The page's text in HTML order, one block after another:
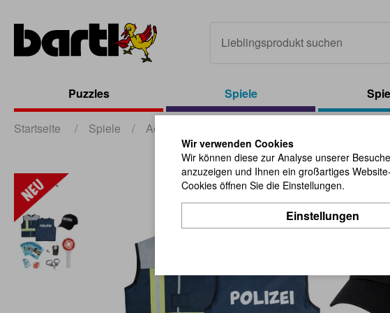
Puzzles Spiele
Startseite / Spiele / Action- und Outdoorspiele
Wir verwenden Cookies
Wir können diese zur Analyse unserer
anzuzeigen und Ihnen ein großartiges
Cookies öffnen Sie die Einstellungen.
Einstellungen